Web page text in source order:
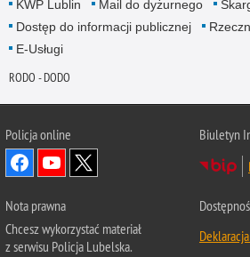
KWP Lublin Mail do dyżurnego
Dostęp do informacji publicznej
E-Usługi
RODO - DODO
Policja online
Biuletyn
Nota prawna
Chcesz wykorzystać materiał
z serwisu Policja Lubelska.